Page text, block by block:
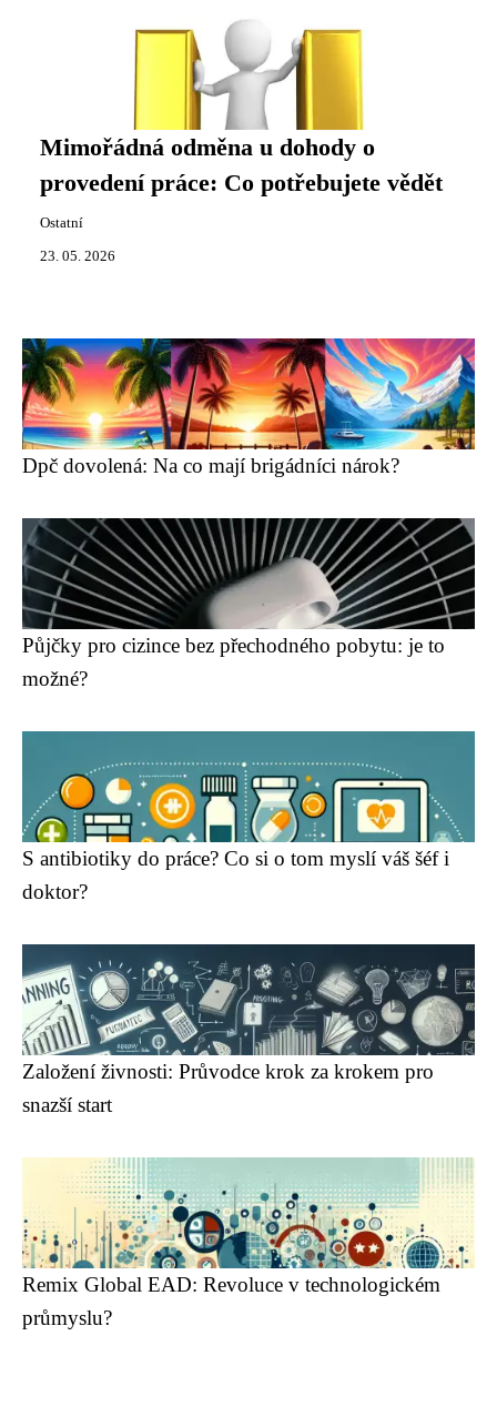
Mimořádná odměna u dohody o
provedení práce: Co potřebujete vědět
Ostatní
23. 05. 2026
Dpč dovolená: Na co mají brigádníci nárok?
Půjčky pro cizince bez přechodného pobytu: je to
možné?
S antibiotiky do práce? Co si o tom myslí váš šéf i
doktor?
Založení živnosti: Průvodce krok za krokem pro
snazší start
Remix Global EAD: Revoluce v technologickém
průmyslu?